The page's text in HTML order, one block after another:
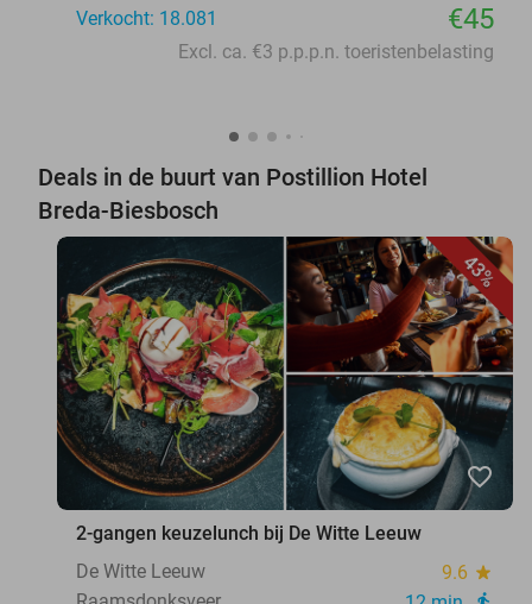
Verkocht: 18.081
€45
Excl. ca. €3 p.p.p.n. toeristenbelasting
Deals in de buurt van Postillion Hotel
Breda-Biesbosch
43%
favorite_border
2-gangen keuzelunch bij De Witte Leeuw
De Witte Leeuw
9.6 star